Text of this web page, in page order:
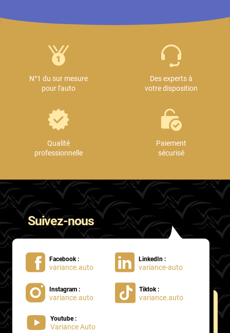
N°1 du sur mesure
pour l'auto
Des experts à
votre disposition
Qualité
professionnelle
Paiement
sécurisé
Suivez-nous
Facebook :
variance.auto
LinkedIn :
variance-auto
Instagram :
variance.auto
Tiktok :
variance.auto
Youtube :
Variance Auto